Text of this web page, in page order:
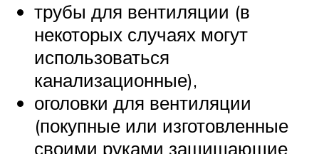
трубы для вентиляции (в
некоторых случаях могут
использоваться
канализационные),
оголовки для вентиляции
(покупные или изготовленные
своими руками защищающие